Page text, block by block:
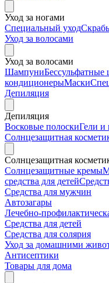
Уход за ногами
Специальный уход
Уход за волосами
Уход за волосами
Шампуни
кондиционерыМаски
Депиляция
Депиляция
Восковые полоскиГели и
Солнцезащитная
Солнцезащитная
Солнцезащитные кремы
средства для детей
Средства для мужчин
Автозагары
Лечебно-
Средства для детей
Средства для солярия
Уход за домашними
Антисептики
Товары для дома